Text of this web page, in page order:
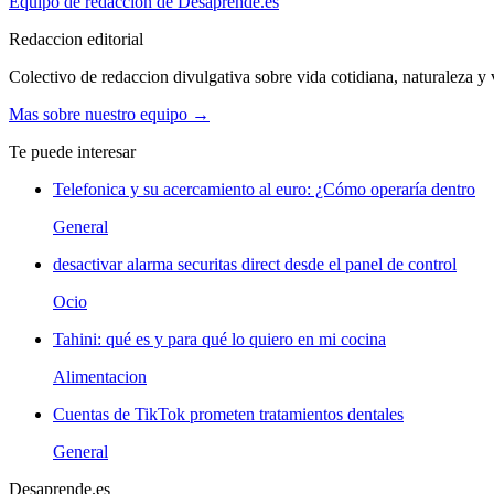
Redaccion editorial
Colectivo de redaccion divulgativa sobre vida cotidiana, naturaleza y
Mas sobre nuestro equipo →
Te puede interesar
Telefonica y su acercamiento al euro: ¿Cómo operaría dentro
General
desactivar alarma securitas direct desde el panel de control
Ocio
Tahini: qué es y para qué lo quiero en mi cocina
Alimentacion
Cuentas de TikTok prometen tratamientos dentales
General
Desaprende.es